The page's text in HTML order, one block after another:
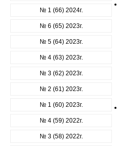
№ 1 (66) 2024г.
№ 6 (65) 2023г.
№ 5 (64) 2023г.
№ 4 (63) 2023г.
№ 3 (62) 2023г.
№ 2 (61) 2023г.
№ 1 (60) 2023г.
№ 4 (59) 2022г.
№ 3 (58) 2022г.